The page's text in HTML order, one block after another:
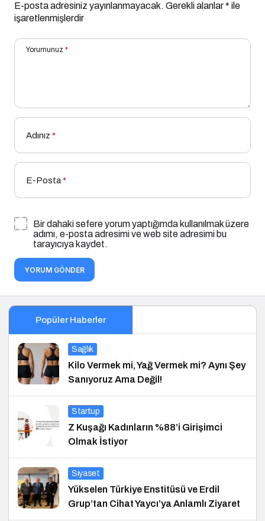
E-posta adresiniz yayınlanmayacak. Gerekli alanlar* ile
işaretlenmişlerdir
Yorumunuz *
Adınız *
E-Posta*
Bir dahaki sefere yorum yaptığımda kullanılmak üzere
adımı, e-posta adresimi ve web site adresimi bu
tarayıcıya kaydet.
YORUM GÖNDER
Popüler Haberler
Sağlık
Kilo Vermek mi, Yağ Vermek mi? Aynı Şey
Sanıyoruz Ama Değil!
Startup
Z Kuşağı Kadınların %88’i Girişimci
Olmak İstiyor
Siyaset
Yükselen Türkiye Enstitüsü ve Erdil
Grup’tan Cihat Yaycı’ya Anlamlı Ziyaret